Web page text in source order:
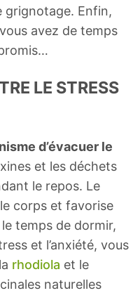
grignotage. Enfin,
avez de temps
LE STRESS
d’évacuer le
et les déchets
le repos. Le
corps et favorise
temps de dormir,
et l’anxiété, vous
rhodiola et le
naturelles